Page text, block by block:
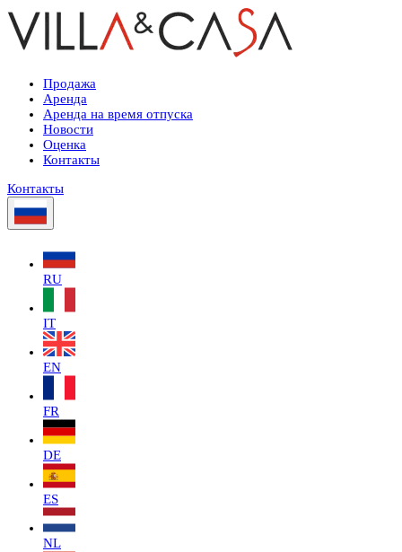
Продажа
Аренда
Аренда на время отпуска
Новости
Оценка
Контакты
Контакты
RU
IT
EN
FR
DE
ES
NL